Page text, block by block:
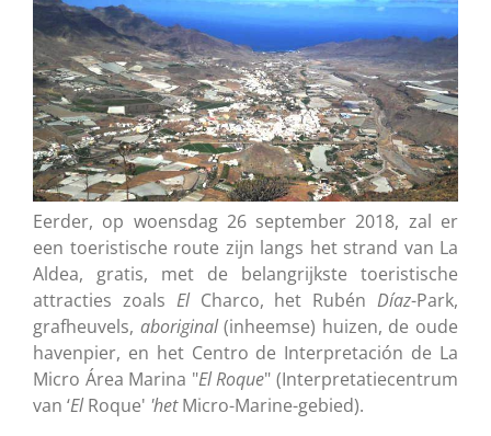
Eerder, op woensdag 26 september 2018, zal er
een toeristische route zijn langs het strand van La
Aldea, gratis, met de belangrijkste toeristische
attracties zoals ElCharco, het RubénDíaz-Park,
grafheuvels, aboriginal(inheemse) huizen, de oude
havenpier, en het Centro de Interpretación de La
Micro Área Marina "El Roque" (Interpretatiecentrum
van ‘ElRoque' 'hetMicro-Marine-gebied).